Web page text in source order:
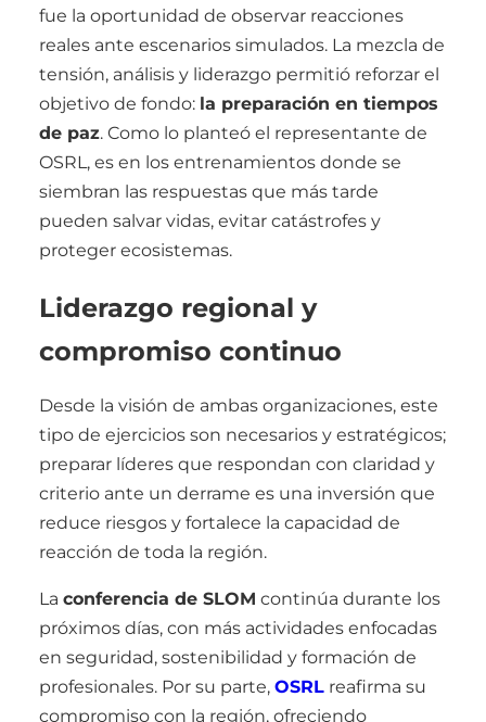
fue la oportunidad de observar reacciones
reales ante escenarios simulados. La mezcla de
tensión, análisis y liderazgo permitió reforzar el
objetivo de fondo: la preparación en tiempos
de paz. Como lo planteó el representante de
OSRL, es en los entrenamientos donde se
siembran las respuestas que más tarde
pueden salvar vidas, evitar catástrofes y
proteger ecosistemas.
Liderazgo regional y
compromiso continuo
Desde la visión de ambas organizaciones, este
tipo de ejercicios son necesarios y estratégicos;
preparar líderes que respondan con claridad y
criterio ante un derrame es una inversión que
reduce riesgos y fortalece la capacidad de
reacción de toda la región.
La conferencia de SLOM continúa durante los
próximos días, con más actividades enfocadas
en seguridad, sostenibilidad y formación de
profesionales. Por su parte, OSRL reafirma su
compromiso con la región, ofreciendo